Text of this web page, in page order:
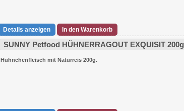
Details anzeigen In den Warenkorb
SUNNY Petfood HÜHNERRAGOUT EXQUISIT 200g
Hühnchenfleisch mit Naturreis 200g.